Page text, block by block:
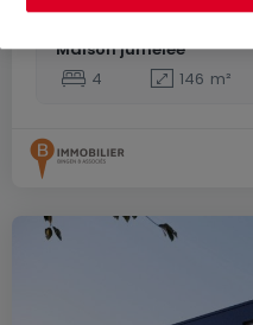
Maison jumelée
4
146 m²